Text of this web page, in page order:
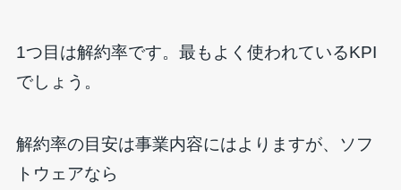
1つ目は解約率です。最もよく使われているKPI
でしょう。
解約率の目安は事業内容にはよりますが、ソフ
トウェアなら